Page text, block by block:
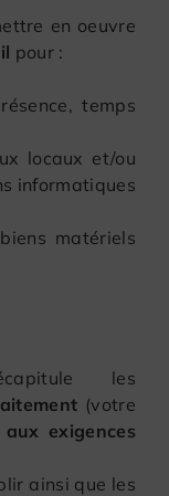
en oeuvre
pour :
temps
locaux et/ou
informatiques
matériels
les
(votre
exigences
ainsi que les